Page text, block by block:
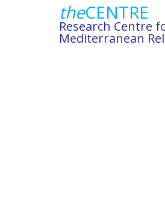
theCENTRE
Research Centre
Mediterranean